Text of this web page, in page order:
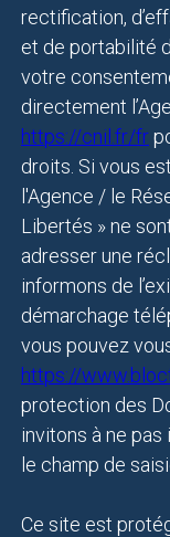
rectification,
et de portabilité
votre
directement
https://cnil.fr/fr
droits. Si vous
l'Agence / le
Libertés » ne
adresser une
informons de
démarchage
vous pouvez
https://
protection des
invitons à ne
le champ de
Ce site est